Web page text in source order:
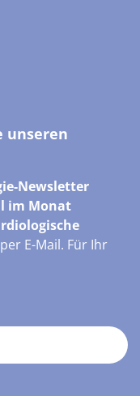
unseren
Newsletter
im Monat
per E-Mail. Für Ihr